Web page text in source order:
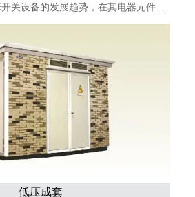
关设备的发展趋势，在其电器元件的
、额定绝缘电压690V和工作电
五线制的电力供电系统，可用于发电
、大楼宾馆、机场、码头以及广播电
发电、输配电、电能转换及电能消耗
容补偿柜对其主母线进行无功补偿。
低压成套